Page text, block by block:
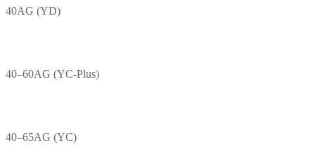
40AG (YD)
40–60AG (YC-Plus)
40–65AG (YC)